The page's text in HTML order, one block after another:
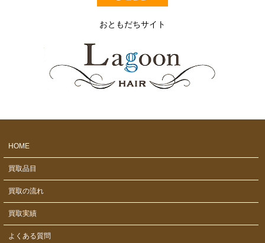
【新入荷】
【西東京市】Paloma パロマ 都市ガス用ガステーブル IC-
S807KHA-2R 入荷しました！
【新入荷】
U26HDR 入荷しました！
入荷しました！
2026/6/26
【杉並区】Paloma パロマ 都市ガス用ガステーブル IC-N86B-1R
おともだちサイト
HOME
買取品目
買取の流れ
買取実績
よくある質問